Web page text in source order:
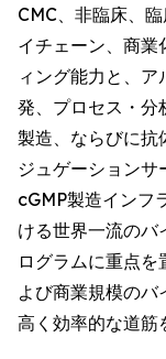
CMC、非臨床、
イチェーン、商業
ィング能力と、
発、プロセス・分
製造、ならびに抗
ジュゲーション
cGMP製造インフ
ける世界一流のバ
ログラムに重点
よび商業規模の
高く効率的な道筋